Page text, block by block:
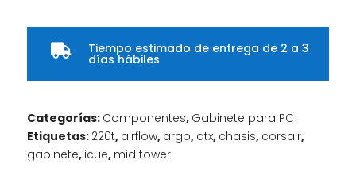
 Tiempo estimado de entrega de 2 a 3
días hábiles
Categorías: Componentes, Gabinete para PC
Etiquetas: 220t, airflow, argb, atx, chasis, corsair,
gabinete, icue, mid tower